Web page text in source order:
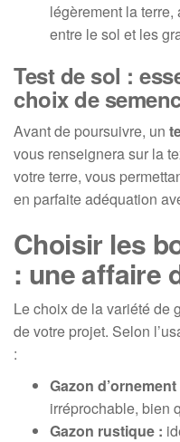
légèrement la
entre le sol et les
Test de sol :
choix de
Avant de poursuivre, un
vous renseignera sur la
votre terre, vous
en parfaite adéquation
Choisir les
: une affaire
Le choix de la variété de
de votre projet. Selon
:
Gazon d’ornement
irréprochable, bien
Gazon rustique :